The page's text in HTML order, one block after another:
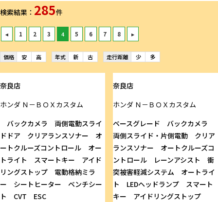
検索結果： 285件
◂ 1 2 3 4 5 6 7 8 ▸
価格 安 高 年式 新 古 走行距離 少 多
奈良店
ホンダ Ｎ－ＢＯＸカスタム
バックカメラ 両側電動スライ
ドドア クリアランスソナー オ
ートクルーズコントロール オー
トライト スマートキー アイド
リングストップ 電動格納ミラ
ー シートヒーター ベンチシー
ト CVT ESC
奈良店
ホンダＮ－ＢＯＸカスタム
ベースグレード バックカメラ
両側スライド・片側電動 クリア
ランスソナー オートクルーズコ
ントロール レーンアシスト 衝
突被害軽減システム オートライ
ト LEDヘッドランプ スマート
キー アイドリングストップ